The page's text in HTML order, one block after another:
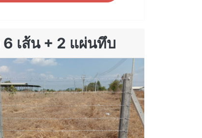
6 เส้น + 2 แผ่นทึบ